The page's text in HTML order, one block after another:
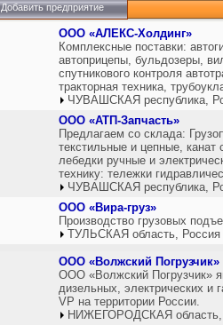
Добавить предприятие
ООО «АЛЕКС-Холдинг»
Комплексные поставки:
автоприцепы, бульдозеры,
спутникового контроля
тракторная техника,
ЧУВАШСКАЯ республика,
ООО «АТП-Запчасть»
Предлагаем со склада:
текстильные и цепные, канат
лебедки ручные и
технику: тележки
ЧУВАШСКАЯ республика,
ООО «Вира-груз»
Производство грузовых
ТУЛЬСКАЯ область, Россия
ООО «Волжский Погрузчик»
ООО «Волжский Погрузчик»
дизельных, электрических и
VP на территории России.
НИЖЕГОРОДСКАЯ область,